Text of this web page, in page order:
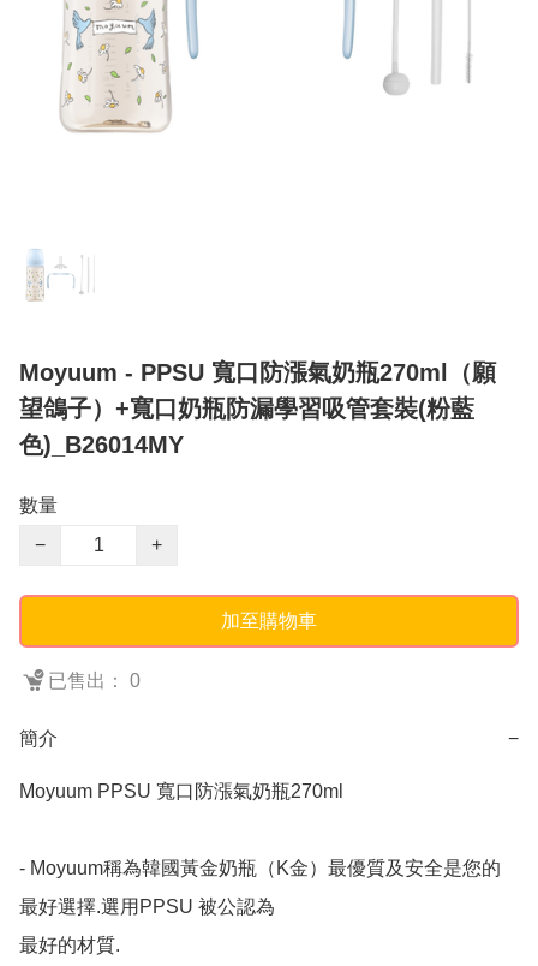
Moyuum - PPSU 寬口防漲氣奶瓶270ml（願
望鴿子）+寬口奶瓶防漏學習吸管套裝(粉藍
色)_B26014MY
數量
−
+
加至購物車
已售出： 0
簡介 −
Moyuum PPSU 寬口防漲氣奶瓶270ml
- Moyuum稱為韓國黃金奶瓶（K金）最優質及安全是您的
最好選擇.選用PPSU 被公認為
最好的材質.